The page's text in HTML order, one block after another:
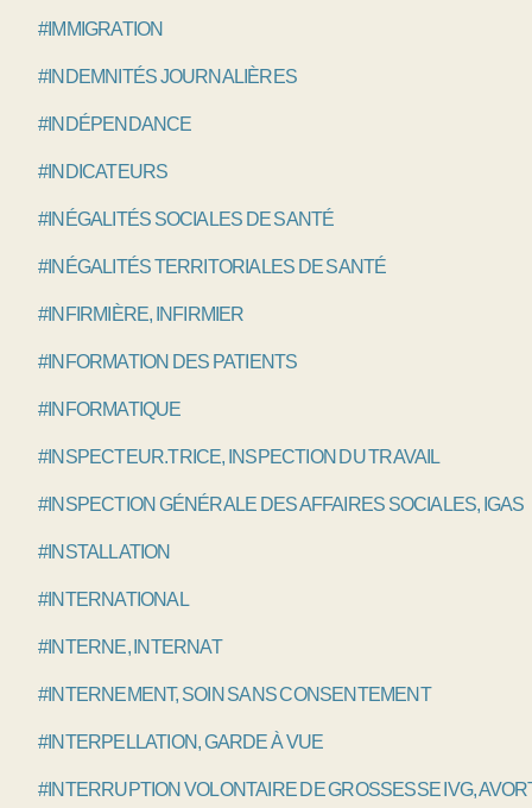
#IMMIGRATION
#INDEMNITÉS JOURNALIÈRES
#INDÉPENDANCE
#INDICATEURS
#INÉGALITÉS SOCIALES DE SANTÉ
#INÉGALITÉS TERRITORIALES DE SANTÉ
#INFIRMIÈRE, INFIRMIER
#INFORMATION DES PATIENTS
#INFORMATIQUE
#INSPECTEUR.TRICE, INSPECTION DU TRAVAIL
#INSPECTION GÉNÉRALE DES AFFAIRES SOCIALES, IGAS
#INSTALLATION
#INTERNATIONAL
#INTERNE, INTERNAT
#INTERNEMENT, SOIN SANS CONSENTEMENT
#INTERPELLATION, GARDE À VUE
#INTERRUPTION VOLONTAIRE DE GROSSESSE IVG,